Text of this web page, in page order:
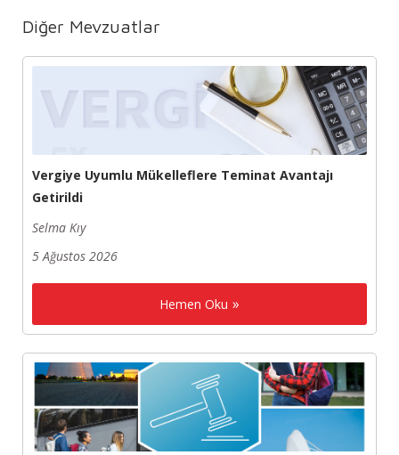
Diğer Mevzuatlar
Vergiye Uyumlu Mükelleflere Teminat Avantajı
Getirildi
Selma Kıy
5 Ağustos 2026
Hemen Oku